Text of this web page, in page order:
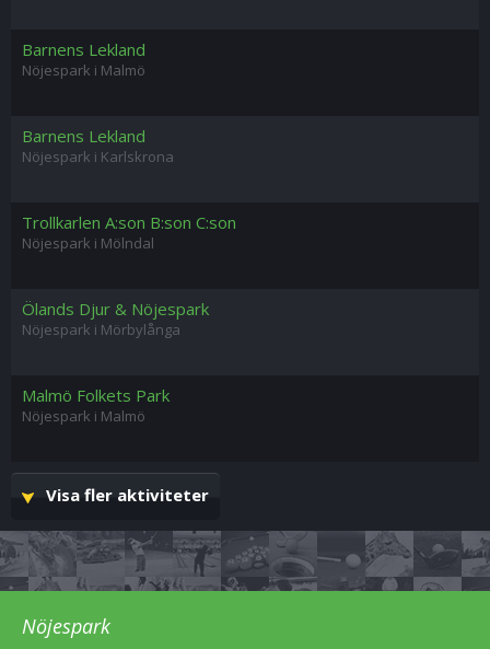
Barnens Lekland
Nöjespark i Malmö
Barnens Lekland
Nöjespark i Karlskrona
Trollkarlen A:son B:son C:son
Nöjespark i Mölndal
Ölands Djur & Nöjespark
Nöjespark i Mörbylånga
Malmö Folkets Park
Nöjespark i Malmö
Visa fler aktiviteter
Nöjespark